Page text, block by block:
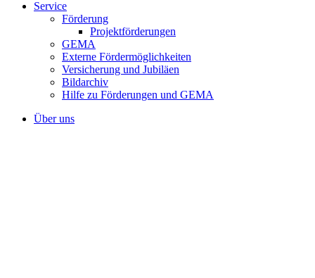
Service
Förderung
Projektförderungen
GEMA
Externe Fördermöglichkeiten
Versicherung und Jubiläen
Bildarchiv
Hilfe zu Förderungen und GEMA
Über uns